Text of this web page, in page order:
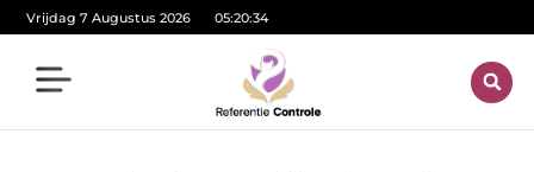
Vrijdag 7 Augustus 2026 05:20:35